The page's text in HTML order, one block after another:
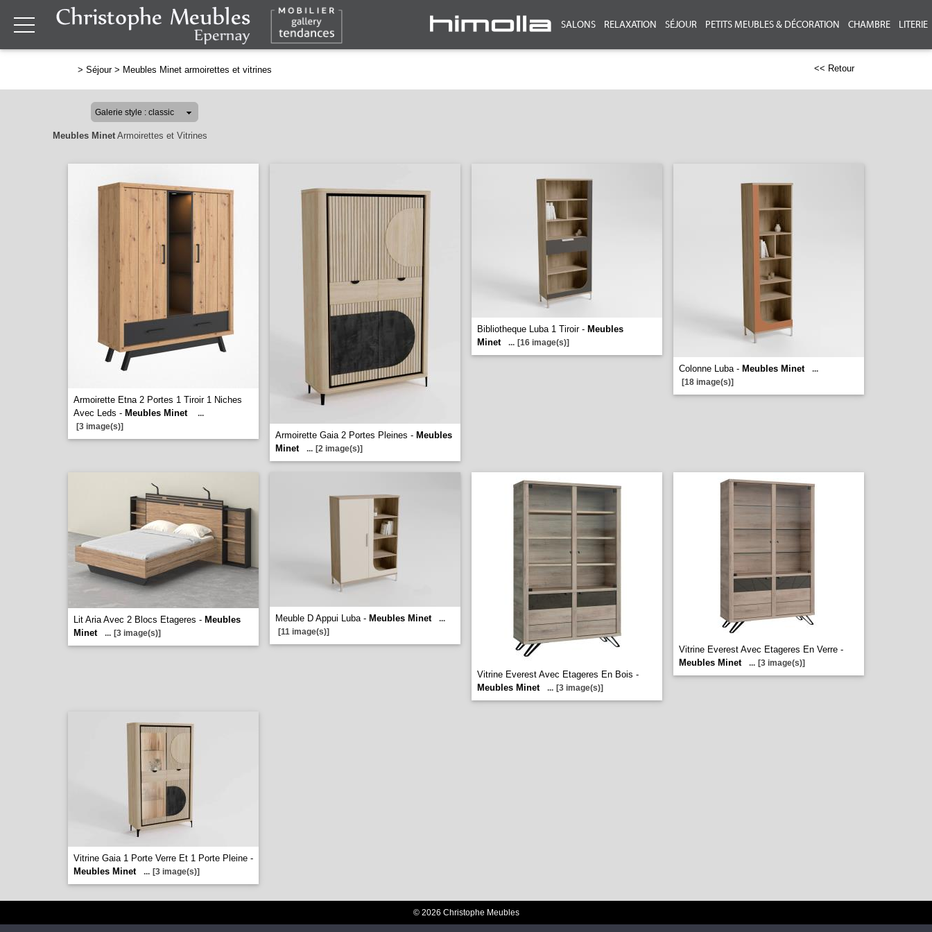
SALONS RELAXATION SÉJOUR PETITS MEUBLES & DÉCORATION CHAMBRE LITERIE
> Séjour> Meubles Minet armoirettes et vitrines << Retour
Meubles Minet Armoirettes et Vitrines
Armoirette Etna 2 Portes 1 Tiroir 1 Niches
Avec Leds - Meubles Minet
...
[3 image(s)]
Armoirette Gaia 2 Portes Pleines - Meubles
Minet
... [2 image(s)]
Bibliotheque Luba 1 Tiroir - Meubles
Minet
... [16 image(s)]
Colonne Luba - Meubles Minet
...
[18 image(s)]
Lit Aria Avec 2 Blocs Etageres - Meubles
Minet
... [3 image(s)]
Meuble D Appui Luba - Meubles Minet
...
[11 image(s)]
Vitrine Everest Avec Etageres En Bois -
Meubles Minet
... [3 image(s)]
Vitrine Everest Avec Etageres En Verre -
Meubles Minet
... [3 image(s)]
Vitrine Gaia 1 Porte Verre Et 1 Porte Pleine -
Meubles Minet
... [3 image(s)]
© 2026 Christophe Meubles